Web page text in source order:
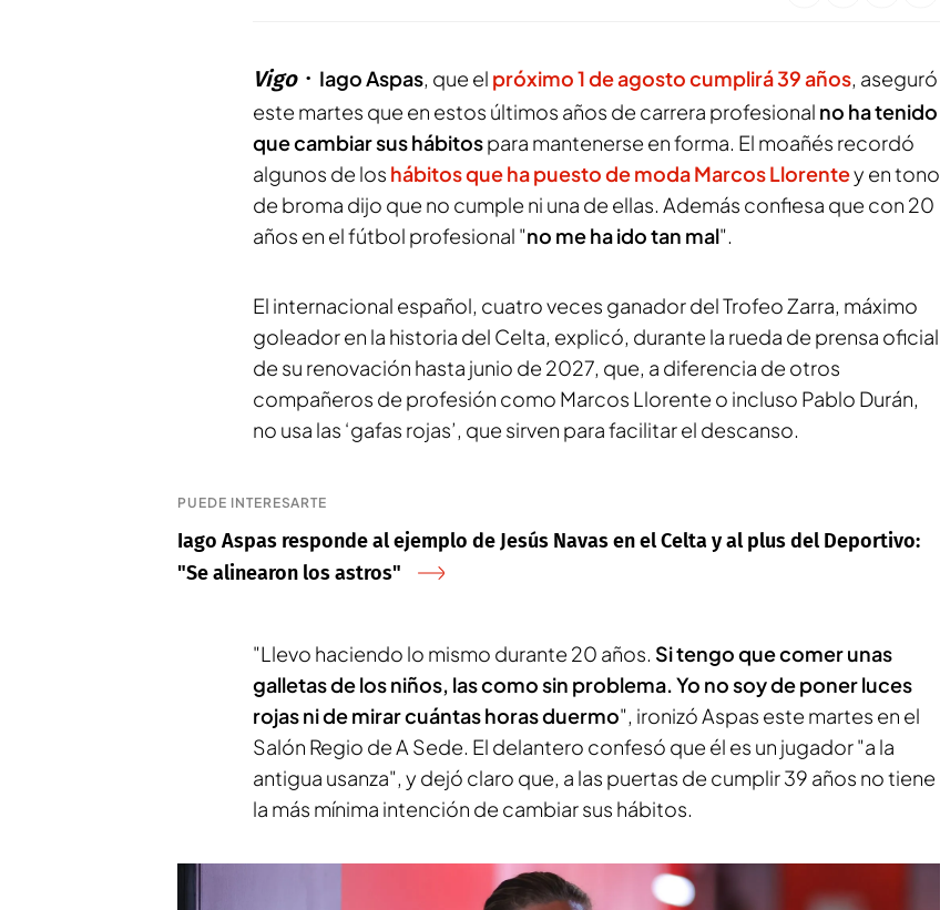
Vigo Iago Aspas, que el próximo 1 de agosto cumplirá 39 años, aseguró
este martes que en estos últimos años de carrera profesional no ha tenido
que cambiar sus hábitospara mantenerse en forma. El moañés recordó
algunos de los hábitos que ha puesto de moda Marcos Llorentey en tono
de broma dijo que no cumple ni una de ellas. Además confiesa que con 20
años en el fútbol profesional "no me ha ido tan mal".
El internacional español, cuatro veces ganador del Trofeo Zarra, máximo
goleador en la historia del Celta, explicó, durante la rueda de prensa oficial
de su renovación hasta junio de 2027, que, a diferencia de otros
compañeros de profesión como Marcos Llorente o incluso Pablo Durán,
no usa las ‘gafas rojas’, que sirven para facilitar el descanso.
PUEDE INTERESARTE
Iago Aspas responde al ejemplo de Jesús Navas en el Celta y al plus del Deportivo:
"Se alinearon los astros"
"Llevo haciendo lo mismo durante 20 años. Si tengo que comer unas
galletas de los niños, las como sin problema. Yo no soy de poner luces
rojas ni de mirar cuántas horas duermo", ironizó Aspas este martes en el
Salón Regio de A Sede. El delantero confesó que él es un jugador "a la
antigua usanza", y dejó claro que, a las puertas de cumplir 39 años no tiene
la más mínima intención de cambiar sus hábitos.